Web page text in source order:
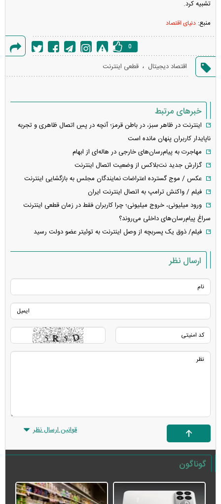
تشبیه کرد.
منبع: دنیای اقتصاد
خطا
0
اقتصاد دیجیتال ، قطعی اینترنت
خبرهای مرتبط
اینترنت در ظاهر سبز، در باطن قرمز؛ آنچه در پسِ اتصال ظاهری و تجربه
ناپایدار کاربران پنهان مانده است
مهاجرت به پیام‌رسان‌های خارجی در هاله‌ای از ابهام
گزارش جدید نت‌بلاکس از وضعیت اتصال اینترنت
عکس / موج گسترده اعتراضات نمایندگان مجلس به بازگشایی اینترنت
فیلم / واکنش ترامپ به اتصال اینترنت ایران
ورود میلیونی، خروج میلیونی؛ چرا کاربران فقط در زمان قطعی اینترنت
سراغ پیام‌رسان‌های داخلی می‌روند؟
فیلم/ ذوق یک پسربچه از وصل اینترنت به توئیتر عضو دولت رسید
ارسال نظر
قوانین ارسال نظر
گوناگون